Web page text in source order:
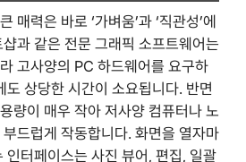
매력은 바로 ‘가벼움’과 ‘직관성’에
과 같은 전문 그래픽 소프트웨어는
고사양의 PC 하드웨어를 요구하
도 상당한 시간이 소요됩니다. 반면
량이 매우 작아 저사양 컴퓨터나 노
드럽게 작동합니다. 화면을 열자마
인터페이스는 사진 뷰어, 편집, 일괄